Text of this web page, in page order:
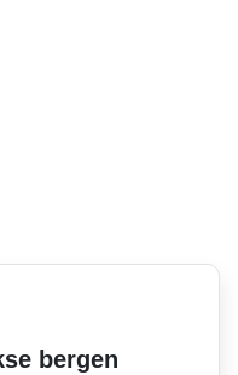
bergen